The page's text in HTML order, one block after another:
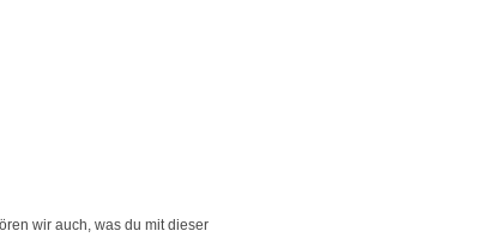
wir auch, was du mit dieser